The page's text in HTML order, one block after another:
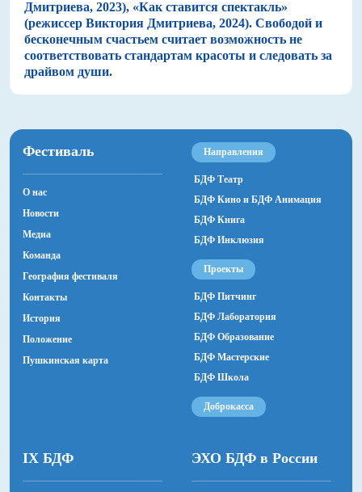
Дмитриева, 2023), «Как ставится спектакль»
(режиссер Виктория Дмитриева, 2024). Свободой и
бесконечным счастьем считает возможность не
соответствовать стандартам красоты и следовать за
драйвом души.
Фестиваль
О нас
Новости
Медиа
Команда
География фестиваля
Контакты
История
Положение
Пушкинская карта
Направления
БДФ Театр
БДФ Кино и БДФ Анимация
БДФ Книга
БДФ Инклюзия
Проекты
БДФ Питчинг
БДФ Лаборатория
БДФ Образование
БДФ Мастерские
БДФ Школа
Доброкасса
IX БДФ ЭХО БДФ в России